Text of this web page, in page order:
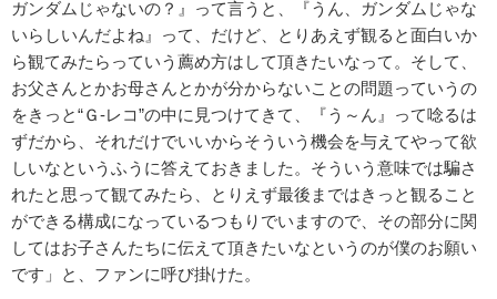
ガンダムじゃないの？』って言うと、『うん、ガンダムじゃな
いらしいんだよね』って、だけど、とりあえず観ると面白いか
ら観てみたらっていう薦め方はして頂きたいなって。そして、
お父さんとかお母さんとかが分からないことの問題っていうの
をきっと“Ｇ-レコ”の中に見つけてきて、『う～ん』って唸るは
ずだから、それだけでいいからそういう機会を与えてやって欲
しいなというふうに答えておきました。そういう意味では騙さ
れたと思って観てみたら、とりえず最後まではきっと観ること
ができる構成になっているつもりでいますので、その部分に関
してはお子さんたちに伝えて頂きたいなというのが僕のお願い
です」と、ファンに呼び掛けた。